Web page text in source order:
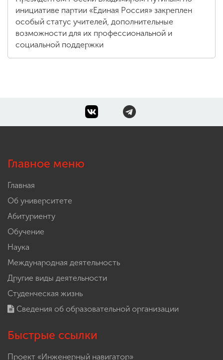
инициативе партии «Единая Россия» закреплен
особый статус учителей, дополнительные
возможности для их профессиональной и
социальной поддержки
Главное меню
Главная
Об университете
Абитуриенту
Обучение
Наука
Международная деятельность
Другие виды деятельности
Студенческая жизнь
Сведения об образовательной организации
Быстрые ссылки
Проект «Инженерный навигатор»